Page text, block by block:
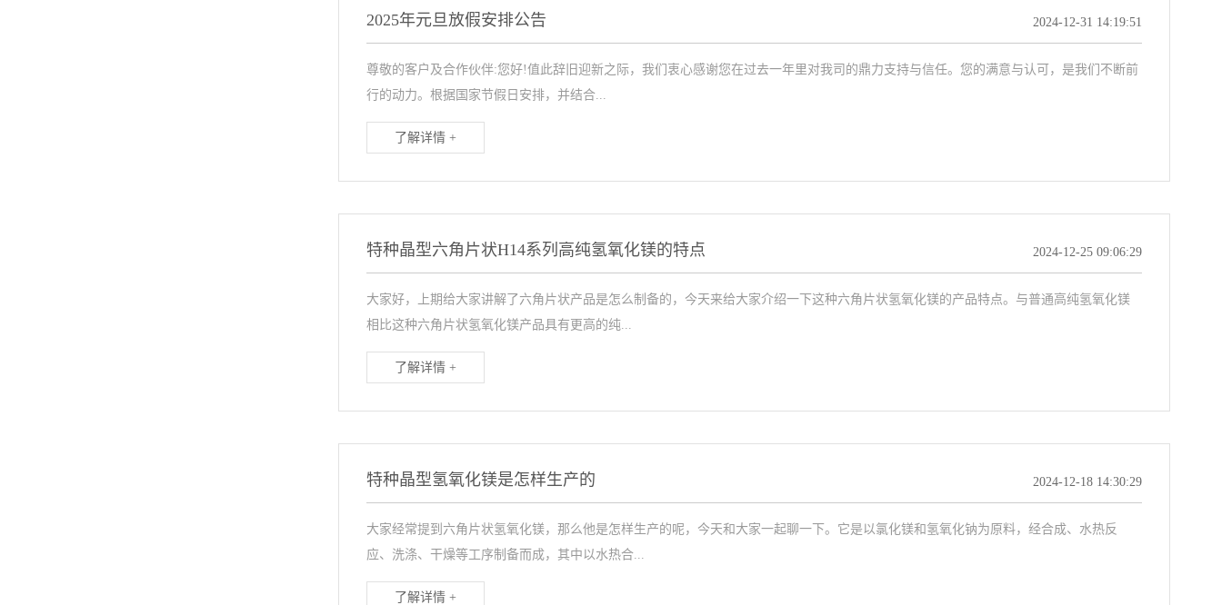
2025年元旦放假安排公告 2024-12-31 14:19:51
尊敬的客户及合作伙伴:您好!值此辞旧迎新之际，我们衷心感谢您在过去一年里对我司的鼎力支持与信任。您的满意与认可，是我们不断前
行的动力。根据国家节假日安排，并结合...
了解详情 +
特种晶型六角片状H14系列高纯氢氧化镁的特点 2024-12-25 09:06:29
大家好，上期给大家讲解了六角片状产品是怎么制备的，今天来给大家介绍一下这种六角片状氢氧化镁的产品特点。与普通高纯氢氧化镁
相比这种六角片状氢氧化镁产品具有更高的纯...
了解详情 +
特种晶型氢氧化镁是怎样生产的 2024-12-18 14:30:29
大家经常提到六角片状氢氧化镁，那么他是怎样生产的呢，今天和大家一起聊一下。它是以氯化镁和氢氧化钠为原料，经合成、水热反
应、洗涤、干燥等工序制备而成，其中以水热合...
了解详情 +